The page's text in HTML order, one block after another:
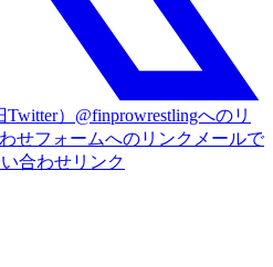
）@finprowrestlingへのリ
せフォームへのリンク メールで
合わせリンク